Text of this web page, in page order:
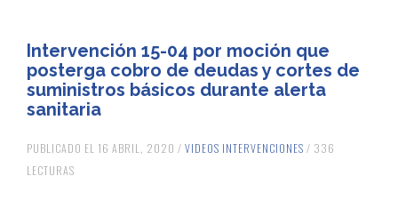
Intervención 15-04 por moción que
posterga cobro de deudas y cortes de
suministros básicos durante alerta
sanitaria
PUBLICADO EL 16 ABRIL, 2020 / VIDEOS INTERVENCIONES / 336
LECTURAS